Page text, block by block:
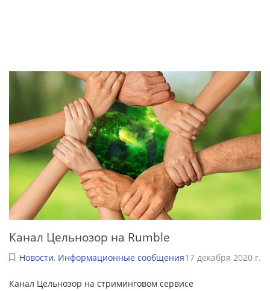
Канал Цельнозор на Rumble
Новости, Информационные сообщения17 декабря 2020 г.
Канал Цельнозор на стриминговом сервисе